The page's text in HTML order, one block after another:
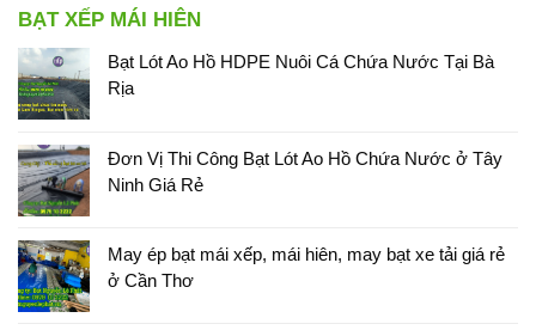
BẠT XẾP MÁI HIÊN
Bạt Lót Ao Hồ HDPE Nuôi Cá Chứa Nước Tại Bà
Rịa
Đơn Vị Thi Công Bạt Lót Ao Hồ Chứa Nước ở Tây
Ninh Giá Rẻ
May ép bạt mái xếp, mái hiên, may bạt xe tải giá rẻ
ở Cần Thơ